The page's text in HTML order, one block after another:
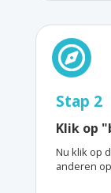
Stap 2
Klik op
Nu klik op
anderen